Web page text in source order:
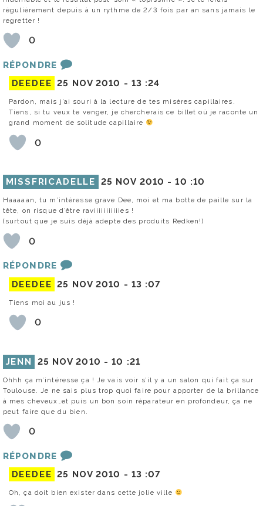
régulièrement depuis à un rythme de 2/3 fois par an sans jamais le
regretter !
0
RÉPONDRE
DEEDEE 25 NOV 2010 - 13 :24
Pardon, mais j’ai souri à la lecture de tes misères capillaires.
Tiens, si tu veux te venger, je chercherais ce billet où je raconte un
grand moment de solitude capillaire
0
MISSFRICADELLE 25 NOV 2010 -10 :10
Haaaaan, tu m’intéresse grave Dee, moi et ma botte de paille sur la
tête, on risque d’être raviiiiiiiiiiies !
(surtout que je suis déjà adepte des produits Redken!)
0
RÉPONDRE
DEEDEE 25 NOV 2010 - 13 :07
Tiens moi au jus !
0
JENN 25 NOV 2010 -10 :21
Ohhh ça m’intéresse ça ! Je vais voir s’il y a un salon qui fait ça sur
Toulouse. Je ne sais plus trop quoi faire pour apporter de la brillance
à mes cheveux…et puis un bon soin réparateur en profondeur, ça ne
peut faire que du bien.
0
RÉPONDRE
DEEDEE 25 NOV 2010 - 13 :07
Oh, ça doit bien exister dans cette jolie ville